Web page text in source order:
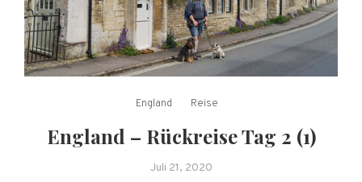
England Reise
England – Rückreise Tag 2 (1)
Juli 21, 2020